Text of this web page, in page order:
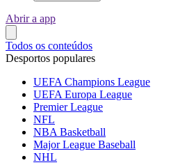
Abrir a app
Todos os conteúdos
Desportos populares
UEFA Champions League
UEFA Europa League
Premier League
NFL
NBA Basketball
Major League Baseball
NHL